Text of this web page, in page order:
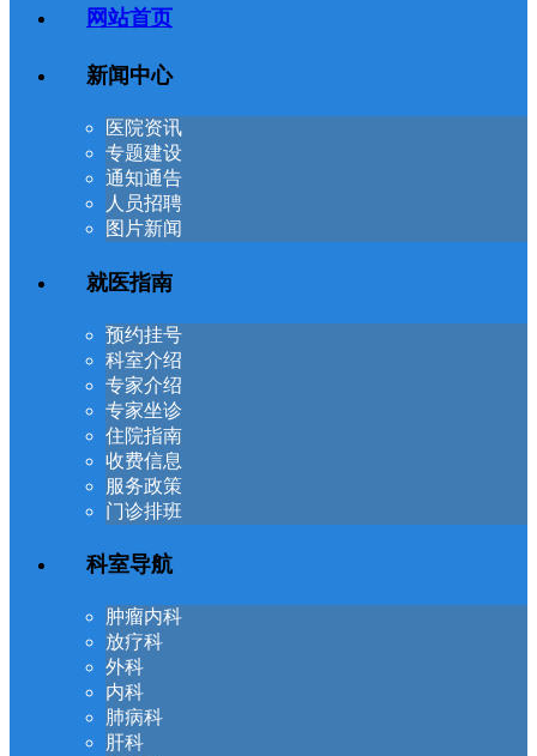
网站首页
新闻中心
医院资讯
专题建设
通知通告
人员招聘
图片新闻
就医指南
预约挂号
科室介绍
专家介绍
专家坐诊
住院指南
收费信息
服务政策
门诊排班
科室导航
肿瘤内科
放疗科
外科
内科
肺病科
肝科